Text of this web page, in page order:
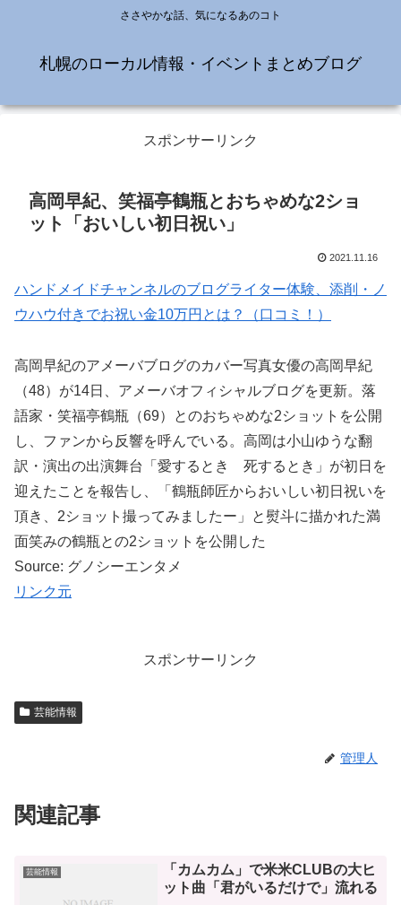
ささやかな話、気になるあのコト
札幌のローカル情報・イベントまとめブログ
スポンサーリンク
高岡早紀、笑福亭鶴瓶とおちゃめな2ショ
ット「おいしい初日祝い」
2021.11.16
ハンドメイドチャンネルのブログライター体験、添削・ノ
ウハウ付きでお祝い金10万円とは？（口コミ！）
高岡早紀のアメーバブログのカバー写真女優の高岡早紀
（48）が14日、アメーバオフィシャルブログを更新。落
語家・笑福亭鶴瓶（69）とのおちゃめな2ショットを公開
し、ファンから反響を呼んでいる。高岡は小山ゆうな翻
訳・演出の出演舞台「愛するとき 死するとき」が初日を
迎えたことを報告し、「鶴瓶師匠からおいしい初日祝いを
頂き、2ショット撮ってみましたー」と熨斗に描かれた満
面笑みの鶴瓶との2ショットを公開した
Source: グノシーエンタメ
リンク元
スポンサーリンク
芸能情報
管理人
関連記事
芸能情報
「カムカム」で米米CLUBの大ヒ
ット曲「君がいるだけで」流れる